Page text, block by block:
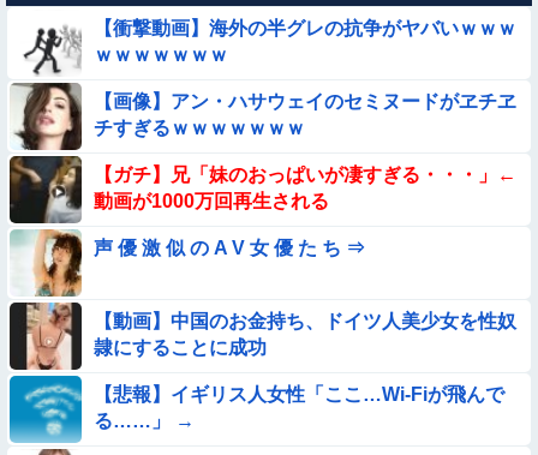
★★同格のように語られてるけど実際は『雲泥の差』があるも
のと言えば？
【動画】野犬の群れに襲われた男性、とんでもない方法で制圧
するｗｗｗｗｗｗｗ
【動画】力士さん、ボクサーをボコってしまう
【動画】白人「日本で一番美味い食べ物はこれな、試してみ
ろ！飛ぶぞ」
【動画】こういう貧乳の陰女と付き合えますかｗｗｗｗｗｗｗ
【動画】デブの喧嘩 ガチでヤバい……
【動画】小池栄子似のGカップ女子高生「知らないオジさんに
襲われてオッパイ揉まれた」
【衝撃動画】海外の半グレの抗争がヤバいｗｗｗ
ｗｗｗｗｗｗｗ
【画像】アン・ハサウェイのセミヌードがヱチヱ
チすぎるｗｗｗｗｗｗｗ
【ガチ】兄「妹のおっぱいが凄すぎる・・・」←
動画が1000万回再生される
声 優 激 似 の A V 女 優 た ち ⇒
【動画】中国のお金持ち、ドイツ人美少女を性奴
隷にすることに成功
【悲報】イギリス人女性「ここ…Wi-Fiが飛んで
る……」 →